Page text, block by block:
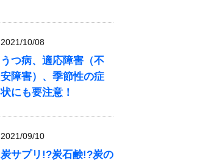
2021/10/08
うつ病、適応障害（不
安障害）、季節性の症
状にも要注意！
2021/09/10
炭サプリ!?炭石鹸!?炭の